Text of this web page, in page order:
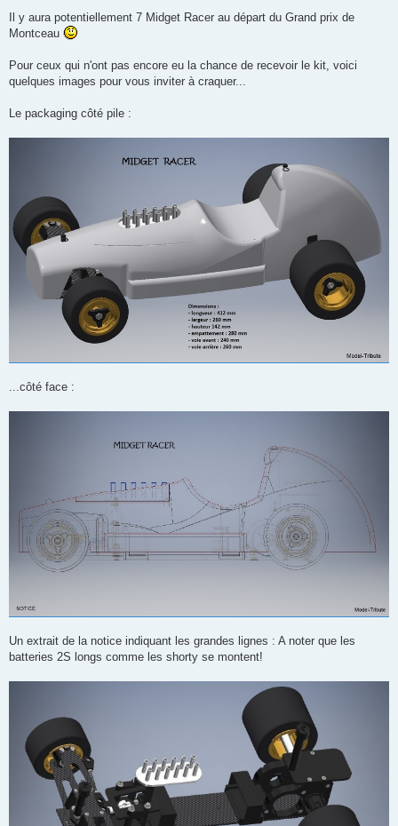
Il y aura potentiellement 7 Midget Racer au départ du Grand prix de
Montceau
Pour ceux qui n'ont pas encore eu la chance de recevoir le kit, voici
quelques images pour vous inviter à craquer...
Le packaging côté pile :
...côté face :
Un extrait de la notice indiquant les grandes lignes : A noter que les
batteries 2S longs comme les shorty se montent!